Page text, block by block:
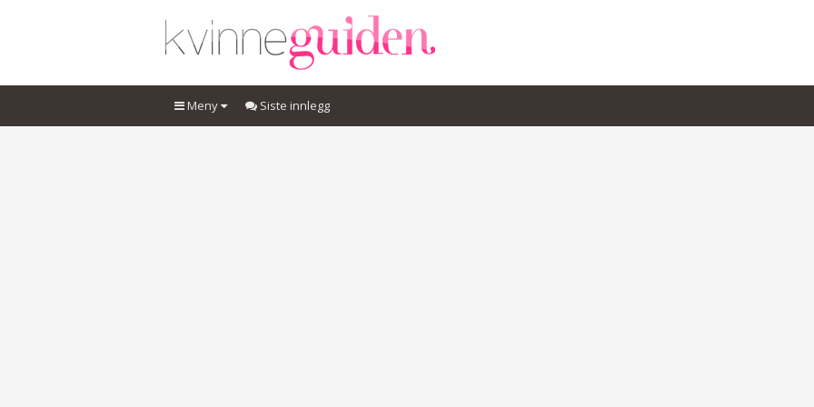
Meny Siste innlegg